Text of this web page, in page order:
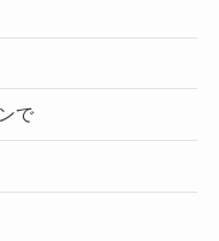
で